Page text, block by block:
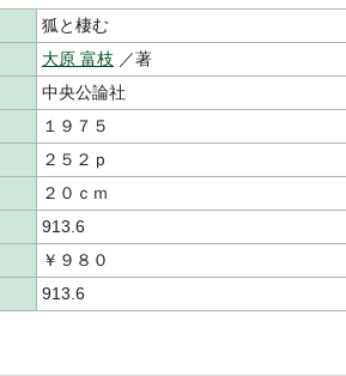
狐と棲む
大原 富枝 ／著
中央公論社
１９７５
２５２ｐ
２０ｃｍ
913.6
￥９８０
913.6